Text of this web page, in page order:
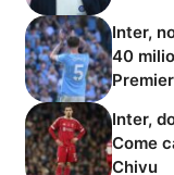
Inter,
40
Inter,
Come
Chivu